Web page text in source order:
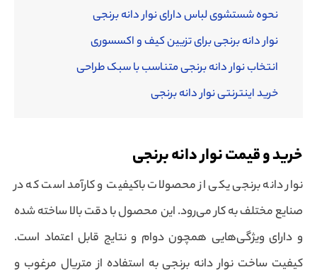
نحوه شستشوی لباس دارای نوار دانه برنجی
نوار دانه برنجی برای تزیین کیف و اکسسوری
انتخاب نوار دانه برنجی متناسب با سبک طراحی
خرید اینترنتی نوار دانه برنجی
خرید و قیمت نوار دانه برنجی
نوار دانه برنجی یکی از محصولات باکیفیت و کارآمد است که در
صنایع مختلف به کار می‌رود. این محصول با دقت بالا ساخته شده
و دارای ویژگی‌هایی همچون دوام و نتایج قابل اعتماد است.
کیفیت ساخت نوار دانه برنجی به استفاده از متریال مرغوب و